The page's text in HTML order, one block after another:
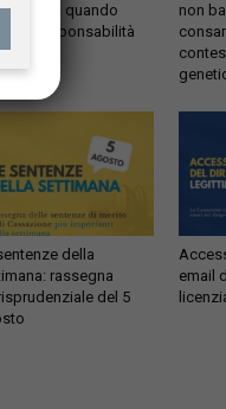
quando
la responsabilità
non
della
rassegna
del 5
email